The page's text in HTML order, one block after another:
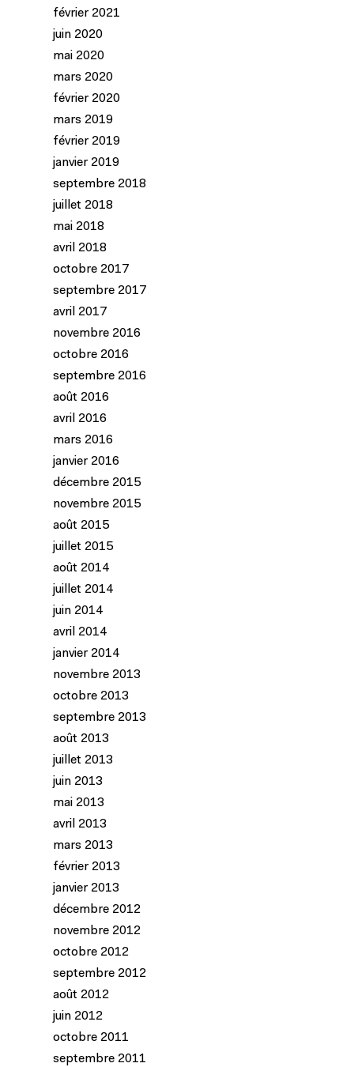
février 2021
juin 2020
mai 2020
mars 2020
février 2020
mars 2019
février 2019
janvier 2019
septembre 2018
juillet 2018
mai 2018
avril 2018
octobre 2017
septembre 2017
avril 2017
novembre 2016
octobre 2016
septembre 2016
août 2016
avril 2016
mars 2016
janvier 2016
décembre 2015
novembre 2015
août 2015
juillet 2015
août 2014
juillet 2014
juin 2014
avril 2014
janvier 2014
novembre 2013
octobre 2013
septembre 2013
août 2013
juillet 2013
juin 2013
mai 2013
avril 2013
mars 2013
février 2013
janvier 2013
décembre 2012
novembre 2012
octobre 2012
septembre 2012
août 2012
juin 2012
octobre 2011
septembre 2011